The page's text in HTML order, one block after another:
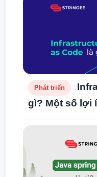
Phát triển
gì? Một số lợi
Code mang lại